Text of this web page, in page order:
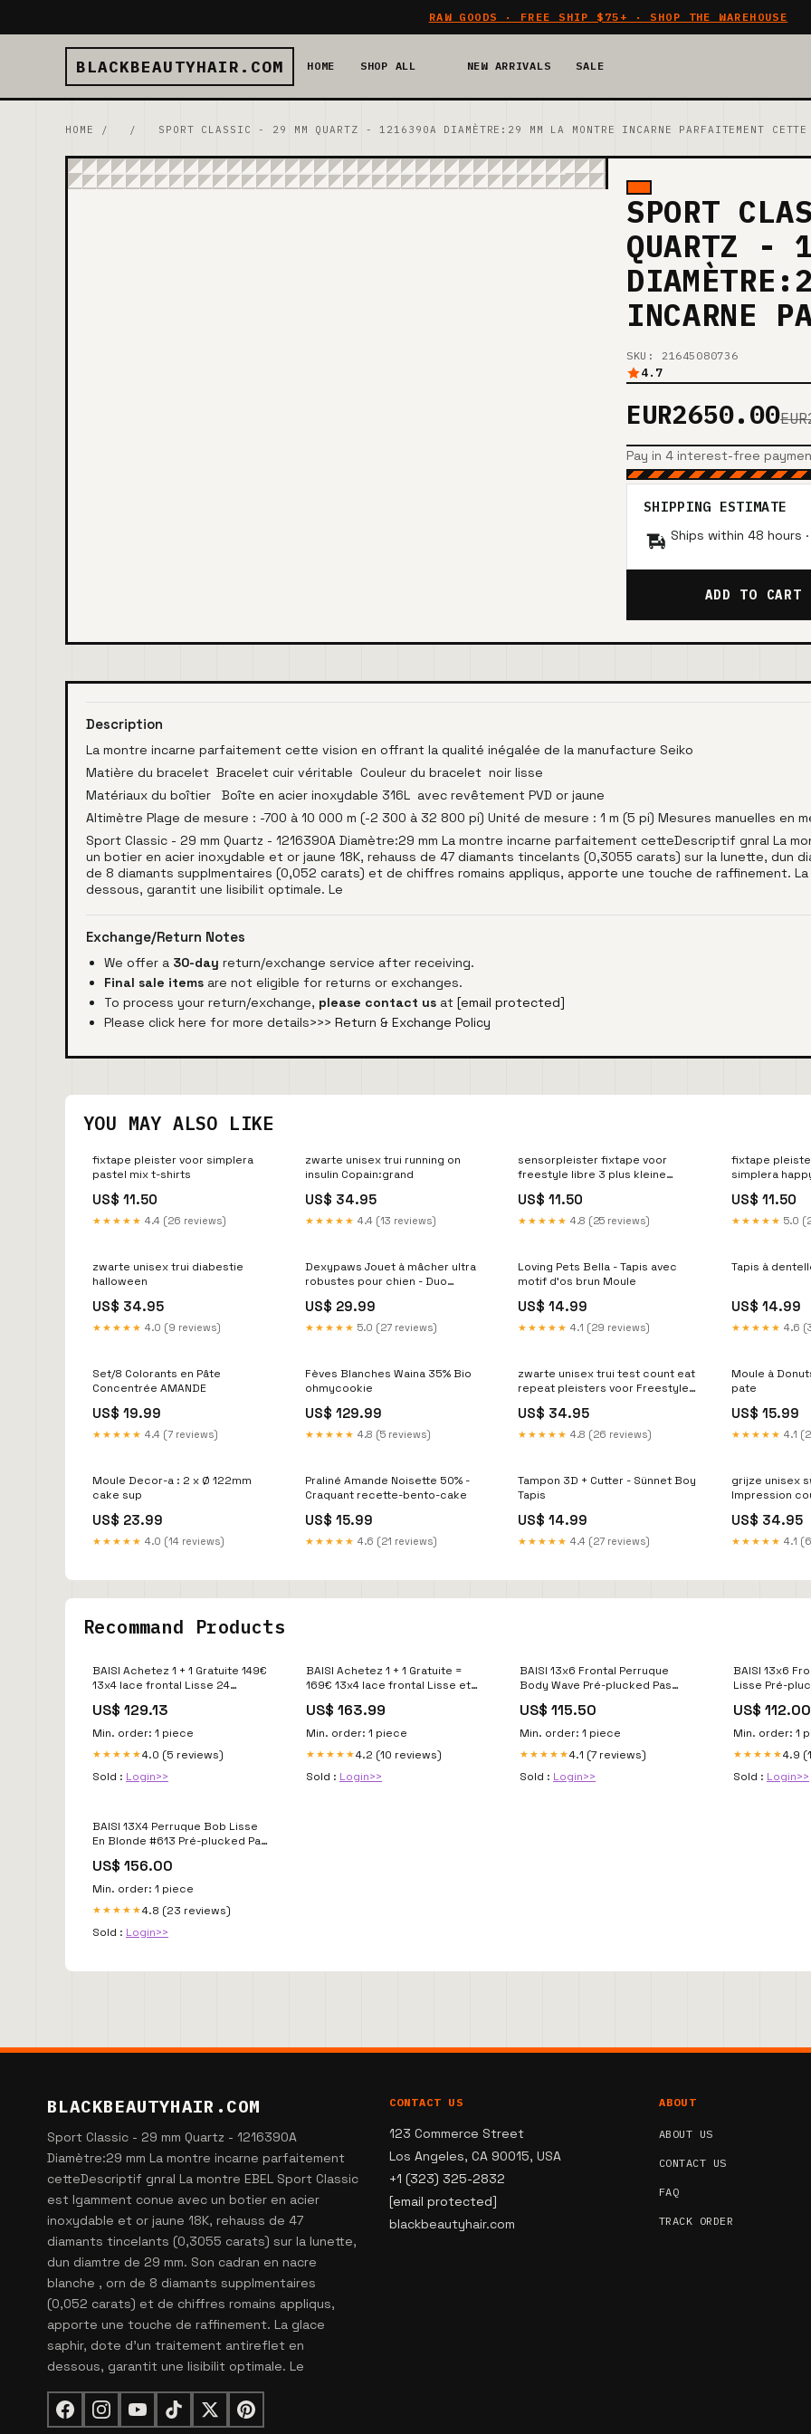
RAW GOODS · FREE SHIP $75+ · SHOP THE WAREHOUSE
BLACKBEAUTYHAIR.COM HOME SHOP ALL NEW ARRIVALS SALE
HOME / / SPORT CLASSIC - 29 MM QUARTZ - 1216390A DIAMÈTRE:29 MM LA MONTRE INCARNE PARFAITEMENT CETTE
SPORT
QUARTZ -
INCARNE
SKU: 21645080736
4.7
EUR2650.00
Pay in 4 interest-free
SHIPPING ESTIMATE
Ships within 48 hours
ADD TO CART
Description
La montre incarne parfaitement cette vision en offrant la qualité inégalée de la manufacture Seiko
Matière du bracelet Bracelet cuir véritable Couleur du bracelet noir lisse
Matériaux du boîtier Boîte en acier inoxydable 316L avec revêtement PVD or jaune
Altimètre Plage de mesure : -700 à 10 000 m (-2 300 à 32 800 pi) Unité de mesure : 1 m (5 pi) Mesures manuelles en
Sport Classic - 29 mm Quartz - 1216390A Diamètre:29 mm La montre incarne parfaitement cetteDescriptif gnral La
un botier en acier inoxydable et or jaune 18K, rehauss de 47 diamants tincelants (0,3055 carats) sur la lunette, dun
de 8 diamants supplmentaires (0,052 carats) et de chiffres romains appliqus, apporte une touche de raffinement.
dessous, garantit une lisibilit optimale. Le
Exchange/Return Notes
We offer a 30-day return/exchange service after receiving.
Final sale items are not eligible for returns or exchanges.
To process your return/exchange, please contact us at [email protected]
Please click here for more details>>> Return & Exchange Policy
YOU MAY ALSO LIKE
fixtape pleister voor simplera
pastel mix t-shirts
US$ 11.50
★★★★★ 4.4 (26 reviews)
zwarte unisex trui running on
insulin Copain:grand
US$ 34.95
★★★★★ 4.4 (13 reviews)
sensorpleister fixtape voor
freestyle libre 3 plus kleine
pièces
US$ 11.50
★★★★★ 4.8 (25 reviews)
fixtape
simplera
US$ 11.50
★★★★★ 5.0
zwarte unisex trui diabestie
halloween
US$ 34.95
★★★★★ 4.0 (9 reviews)
Dexypaws Jouet à mâcher ultra
robustes pour chien - Duo
Lilas & bleu Moule
US$ 29.99
★★★★★ 5.0 (27 reviews)
Loving Pets Bella - Tapis avec
motif d'os brun Moule
US$ 14.99
★★★★★ 4.1 (29 reviews)
Tapis à
US$ 14.99
★★★★★ 4.6
Set/8 Colorants en Pâte
Concentrée AMANDE
US$ 19.99
★★★★★ 4.4 (7 reviews)
Fèves Blanches Waina 35% Bio
ohmycookie
US$ 129.99
★★★★★ 4.8 (5 reviews)
zwarte unisex trui test count eat
repeat pleisters voor Freestyle
US$ 34.95
★★★★★ 4.8 (26 reviews)
Moule à
pate
US$ 15.99
★★★★★ 4.1
Moule Decor-a : 2 x Ø 122mm
cake sup
US$ 23.99
★★★★★ 4.0 (14 reviews)
Praliné Amande Noisette 50% -
Craquant recette-bento-cake
US$ 15.99
★★★★★ 4.6 (21 reviews)
Tampon 3D + Cutter - Sünnet Boy
Tapis
US$ 14.99
★★★★★ 4.4 (27 reviews)
grijze unisex
Impression
US$ 34.95
★★★★★ 4.1
Recommand Products
BAISI Achetez 1 + 1 Gratuite 149€
13x4 lace frontal Lisse 24
chioma finger wave en 100%
vrais cheveux humains comb1
US$ 129.13
Min. order: 1 piece
★★★★★4.0 (5 reviews)
Sold : Login>>
BAISI Achetez 1 + 1 Gratuite =
169€ 13x4 lace frontal Lisse et
vrais cheveux humains tagPoints
US$ 163.99
Min. order: 1 piece
★★★★★4.2 (10 reviews)
Sold : Login>>
BAISI 13x6 Frontal Perruque
Body Wave Pré-plucked Pas
Hair Lace déjà couper HD Lace
Wig
US$ 115.50
Min. order: 1 piece
★★★★★4.1 (7 reviews)
Sold : Login>>
BAISI 13x6
Lisse Pré-
déjà couper
US$ 112.00
Min. order: 1
★★★★★4.9
Sold : Login>>
BAISI 13X4 Perruque Bob Lisse
En Blonde #613 Pré-plucked Pas
Hair Lace déjà couper
Densité:200%
US$ 156.00
Min. order: 1 piece
★★★★★4.8 (23 reviews)
Sold : Login>>
BLACKBEAUTYHAIR.COM
Sport Classic - 29 mm Quartz - 1216390A
Diamètre:29 mm La montre incarne parfaitement
cetteDescriptif gnral La montre EBEL Sport Classic
est lgamment conue avec un botier en acier
inoxydable et or jaune 18K, rehauss de 47
diamants tincelants (0,3055 carats) sur la lunette,
dun diamtre de 29 mm. Son cadran en nacre
blanche , orn de 8 diamants supplmentaires
(0,052 carats) et de chiffres romains appliqus,
apporte une touche de raffinement. La glace
saphir, dote d'un traitement antireflet en
dessous, garantit une lisibilit optimale. Le
CONTACT US
123 Commerce Street
Los Angeles, CA 90015, USA
+1 (323) 325-2832
[email protected]
blackbeautyhair.com
ABOUT
ABOUT US
CONTACT US
FAQ
TRACK ORDER